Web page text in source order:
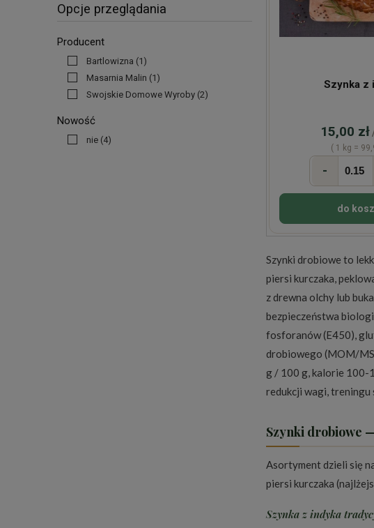
Opcje przeglądania
Producent
Bartlowizna (1)
Masarnia Malin (1)
Swojskie Domowe Wyroby (2)
Nowość
nie (4)
Szynka z
15,00 zł
( 1 kg =
-
do
Szynki drobiowe to
piersi kurczaka,
z drewna olchy lub
bezpieczeństwa
fosforanów (E450),
drobiowego (MOM/
g / 100 g, kalorie 100-
redukcji wagi, treningu
Szynki drobiowe
Asortyment dzieli się
piersi kurczaka
Szynka z indyka